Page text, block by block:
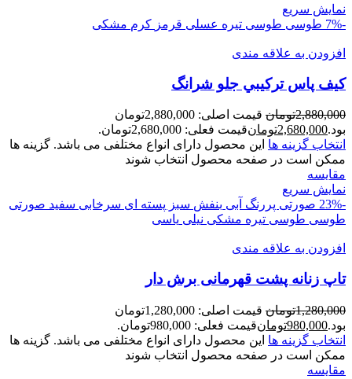
نمایش سریع
-7%
طوسی طوسی تیره عسلی قرمز کرم مشکی
افزودن به علاقه مندی
کیف پاس ترکيبي جلو شرانگ
2,880,000تومان
قیمت اصلی: 2,880,000تومان
بود.2,680,000تومانقیمت فعلی: 2,680,000تومان.
انتخاب گزینه ها این محصول دارای انواع مختلفی می باشد. گزینه ها
ممکن است در صفحه محصول انتخاب شوند
مقايسه
نمایش سریع
-23%
صورتی پررنگ آبی بنفش سبز پسته ای سرخابی سفید صورتی
طوسی طوسی تیره مشکی نیلی یاسی
افزودن به علاقه مندی
تاپ زنانه پشت قهرمانی برش دار
1,280,000تومان
قیمت اصلی: 1,280,000تومان
بود.980,000تومانقیمت فعلی: 980,000تومان.
انتخاب گزینه ها این محصول دارای انواع مختلفی می باشد. گزینه ها
ممکن است در صفحه محصول انتخاب شوند
مقايسه